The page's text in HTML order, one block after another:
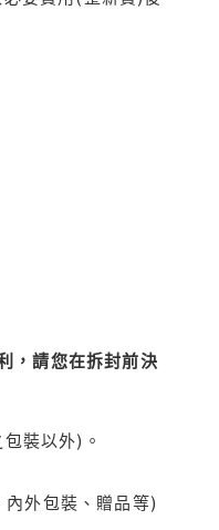
，請您在拆封前決
裝以外)。
外包裝、贈品等)